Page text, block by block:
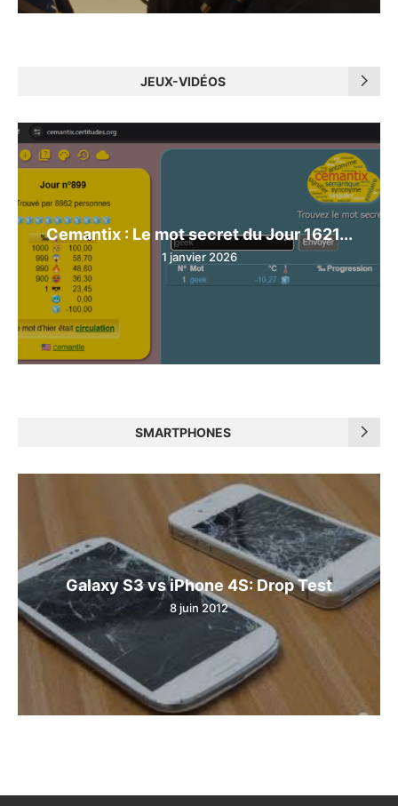
JEUX-VIDÉOS
Cemantix : Le mot secret du Jour 1621...
1 janvier 2026
SMARTPHONES
Galaxy S3 vs iPhone 4S: Drop Test
8 juin 2012